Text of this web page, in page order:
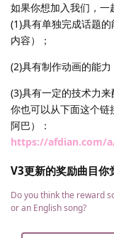
如果你想加入我们，一
(1)具有单独完成话题
内容）；
(2)具有制作动画的能力
(3)具有一定的技术力
你也可以从下面这个链
阿巴）：
https://afdian.com/
V3更新的奖励曲目你
Do you think the reward
or an English song?